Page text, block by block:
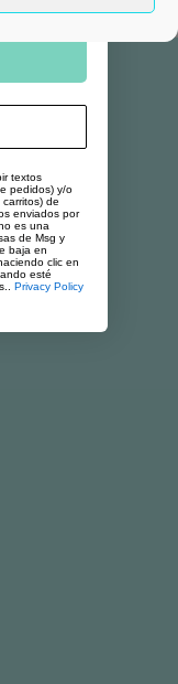
textos
pedidos) y/o
de
enviados por
es una
de Msg y
baja en
clic en
esté
Privacy Policy